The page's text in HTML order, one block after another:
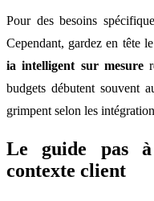
Pour des besoins
Cependant, gardez en tête
ia intelligent sur mesure
budgets débutent souvent
grimpent selon les
Le guide pas
contexte client